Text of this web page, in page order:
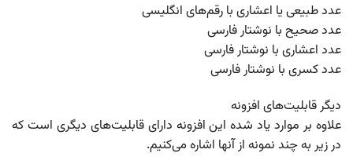
عدد طبیعی یا اعشاری با رقم‌های انگلیسی
عدد صحیح با نوشتار فارسی
عدد اعشاری با نوشتار فارسی
عدد کسری با نوشتار فارسی
دیگر قابلیت‌های افزونه
علاوه بر موارد یاد شده این افزونه دارای قابلیت‌های دیگری است که
در زیر به چند نمونه از آنها اشاره می‌کنیم.